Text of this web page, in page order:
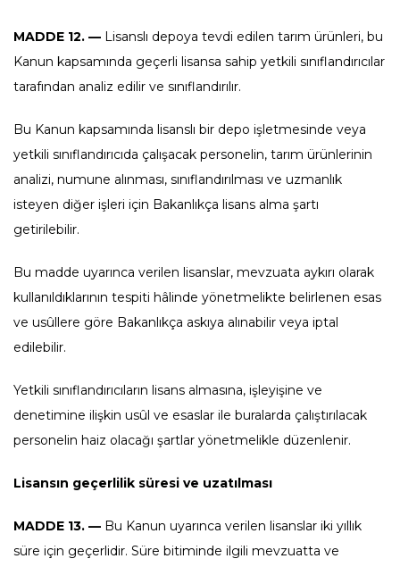
MADDE 12. — Lisanslı depoya tevdi edilen tarım ürünleri, bu
Kanun kapsamında geçerli lisansa sahip yetkili sınıflandırıcılar
tarafından analiz edilir ve sınıflandırılır.
Bu Kanun kapsamında lisanslı bir depo işletmesinde veya
yetkili sınıflandırıcıda çalışacak personelin, tarım ürünlerinin
analizi, numune alınması, sınıflandırılması ve uzmanlık
isteyen diğer işleri için Bakanlıkça lisans alma şartı
getirilebilir.
Bu madde uyarınca verilen lisanslar, mevzuata aykırı olarak
kullanıldıklarının tespiti hâlinde yönetmelikte belirlenen esas
ve usûllere göre Bakanlıkça askıya alınabilir veya iptal
edilebilir.
Yetkili sınıflandırıcıların lisans almasına, işleyişine ve
denetimine ilişkin usûl ve esaslar ile buralarda çalıştırılacak
personelin haiz olacağı şartlar yönetmelikle düzenlenir.
Lisansın geçerlilik süresi ve uzatılması
MADDE 13. — Bu Kanun uyarınca verilen lisanslar iki yıllık
süre için geçerlidir. Süre bitiminde ilgili mevzuatta ve